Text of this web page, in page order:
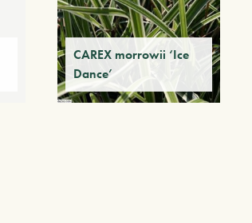
CAREX morrowii ‘Ice
Dance’